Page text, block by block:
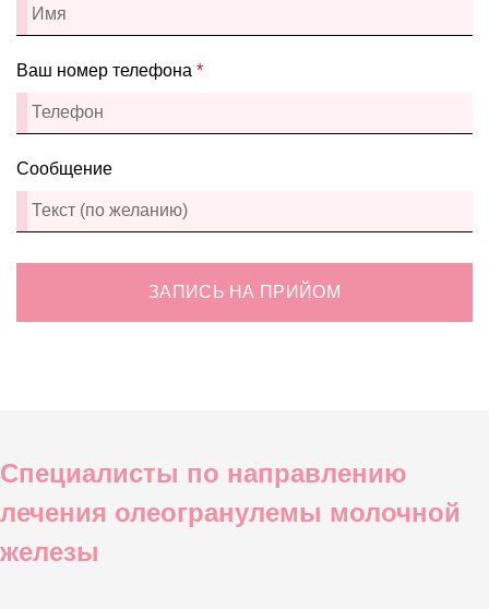
Ваш номер телефона *
Сообщение
ЗАПИСЬ НА ПРИЙОМ
Специалисты по направлению
лечения олеогранулемы молочной
железы